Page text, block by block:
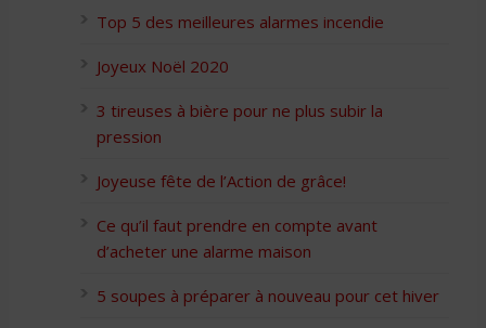
Top 5 des meilleures alarmes incendie
Joyeux Noël 2020
3 tireuses à bière pour ne plus subir la
pression
Joyeuse fête de l’Action de grâce!
Ce qu’il faut prendre en compte avant
d’acheter une alarme maison
5 soupes à préparer à nouveau pour cet hiver